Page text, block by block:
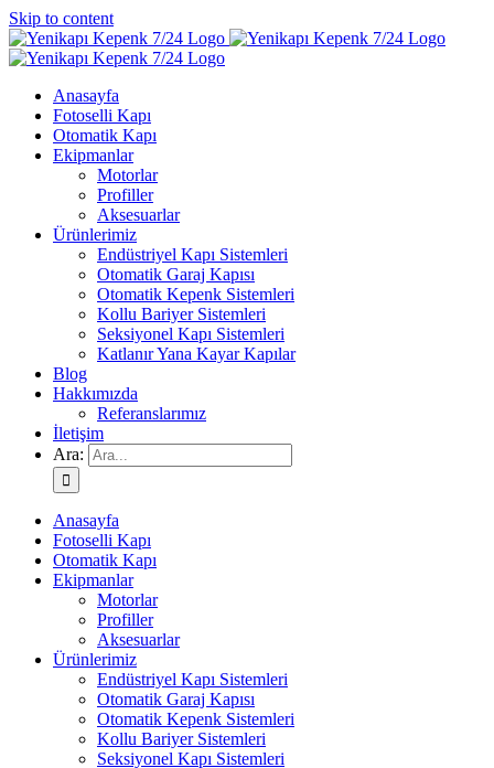
Skip to content
Anasayfa
Fotoselli Kapı
Otomatik Kapı
Ekipmanlar
Motorlar
Profiller
Aksesuarlar
Ürünlerimiz
Endüstriyel Kapı Sistemleri
Otomatik Garaj Kapısı
Otomatik Kepenk Sistemleri
Kollu Bariyer Sistemleri
Seksiyonel Kapı Sistemleri
Katlanır Yana Kayar Kapılar
Blog
Hakkımızda
Referanslarımız
İletişim
Ara:
Anasayfa
Fotoselli Kapı
Otomatik Kapı
Ekipmanlar
Motorlar
Profiller
Aksesuarlar
Ürünlerimiz
Endüstriyel Kapı Sistemleri
Otomatik Garaj Kapısı
Otomatik Kepenk Sistemleri
Kollu Bariyer Sistemleri
Seksiyonel Kapı Sistemleri